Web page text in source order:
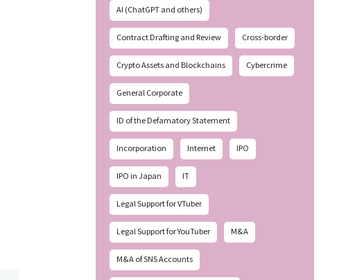
AI (ChatGPT and others)
Contract Drafting and Review Cross-border
Crypto Assets and Blockchains Cybercrime
General Corporate
ID of the Defamatory Statement
Incorporation Internet IPO
IPO in Japan IT
Legal Support for VTuber
Legal Support for YouTuber M&A
M&A of SNS Accounts